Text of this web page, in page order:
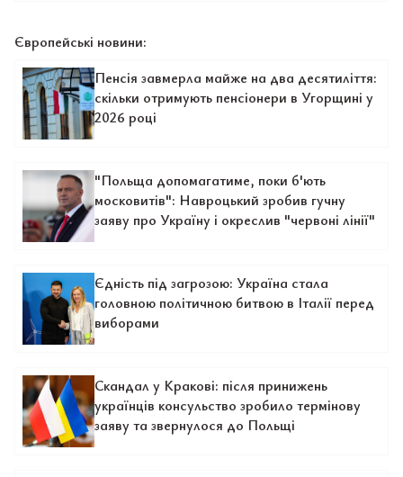
Європейські новини:
Пенсія завмерла майже на два десятиліття:
скільки отримують пенсіонери в Угорщині у
2026 році
"Польща допомагатиме, поки б'ють
московитів": Навроцький зробив гучну
заяву про Україну і окреслив "червоні лінії"
Єдність під загрозою: Україна стала
головною політичною битвою в Італії перед
виборами
Скандал у Кракові: після принижень
українців консульство зробило термінову
заяву та звернулося до Польщі